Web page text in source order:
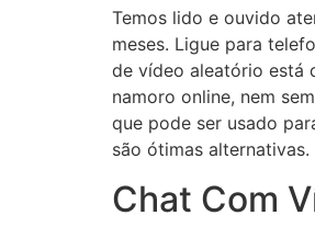
Temos lido e ouvido
meses. Ligue para
de vídeo aleatório está
namoro online, nem
que pode ser usado
são ótimas alternativas.
Chat Com